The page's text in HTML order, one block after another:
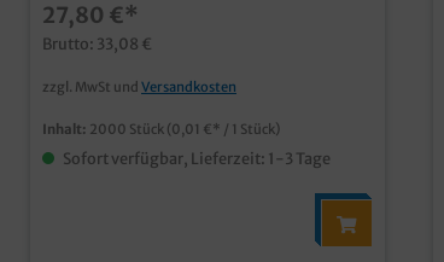
Gewerbe qualitatives HDPE Material T8
40 Rollen á 50 Stück
27,80 €*
Brutto: 33,08 €
zzgl. MwSt und Versandkosten
Inhalt: 2000 Stück (0,01 €* / 1 Stück)
Sofort verfügbar, Lieferzeit: 1-3 Tage